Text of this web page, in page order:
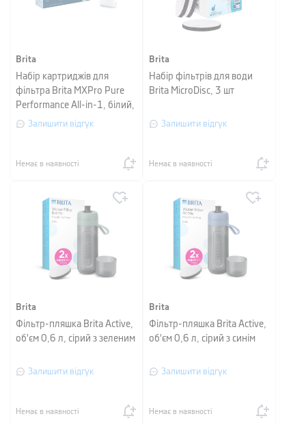
Brita
Набір картриджів для
фільтра Brita MXPro Pure
Performance All-in-1, білий,
3 штЗалишити відгук
Немає в наявності
Brita
Набір фільтрів для води
Brita MicroDisc, 3 шт
Залишити відгук
Немає в наявності
Brita
Фільтр-пляшка Brita Active,
об'єм 0,6 л, сірий з зеленим
Залишити відгук
Немає в наявності
Brita
Фільтр-пляшка Brita Active,
об'єм 0,6 л, сірий з синім
Залишити відгук
Немає в наявності